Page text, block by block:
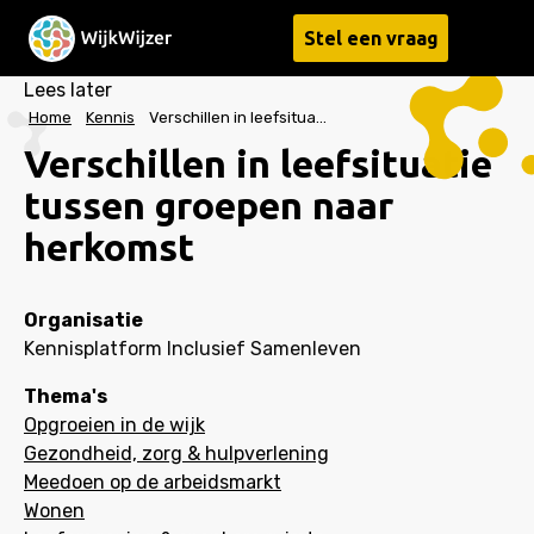
Stel een vraag
Home Kennis Verschillen in leefsituatie tussen groepen naar herkomst
Lees later
Verschillen in leefsituatie
tussen groepen naar
herkomst
Organisatie
Kennisplatform Inclusief Samenleven
Thema's
Opgroeien in de wijk
Gezondheid, zorg & hulpverlening
Meedoen op de arbeidsmarkt
Wonen